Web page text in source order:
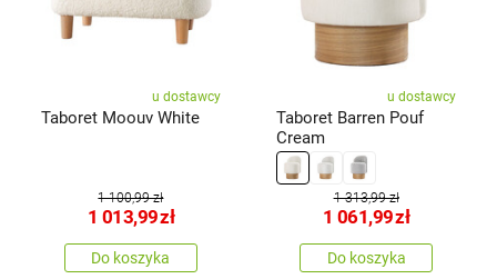
u dostawcy
Taboret Moouv White
1 100,99 zł
1 013,99zł
Do koszyka
u dostawcy
Taboret Barren Pouf
Cream
1 313,99 zł
1 061,99zł
Do koszyka